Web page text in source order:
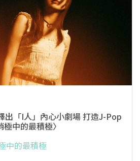
出「I人」內心小劇場 打造J-Pop
中的最積極〉
中的最積極